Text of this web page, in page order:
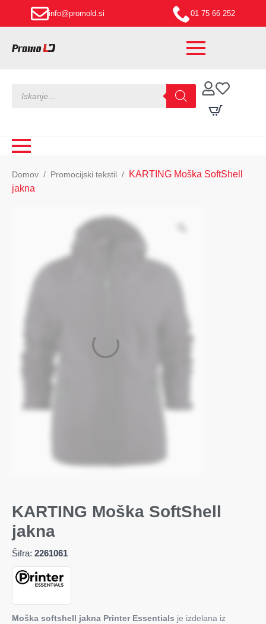
info@promold.si 01 75 66 252
search
Domov Promocijski tekstil
KARTING Moška SoftShell
jakna
KARTING Moška SoftShell
jakna
Šifra: 2261061
Moška softshell jakna Printer Essentials je izdelana iz